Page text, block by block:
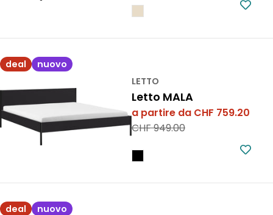
vendita
deal
nuovo
LETTO
Letto MALA
Prezzo
vendita
a partire da CHF 759.20
Prezzo
CHF 949.00
deal
nuovo